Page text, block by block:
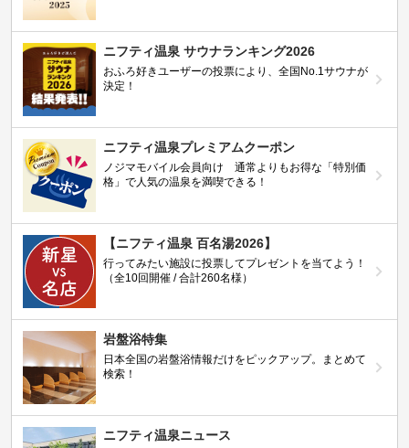
ニフティ温泉 サウナランキング2026
おふろ好きユーザーの投票により、全国No.1サウナが
決定！
ニフティ温泉プレミアムクーポン
ノジマモバイル会員向け 通常よりもお得な「特別価
格」で人気の温泉を満喫できる！
【ニフティ温泉 百名湯2026】
行ってみたい施設に投票してプレゼントを当てよう！
（全10回開催 / 合計260名様）
岩盤浴特集
日本全国の岩盤浴情報だけをピックアップ。まとめて
検索！
ニフティ温泉ニュース